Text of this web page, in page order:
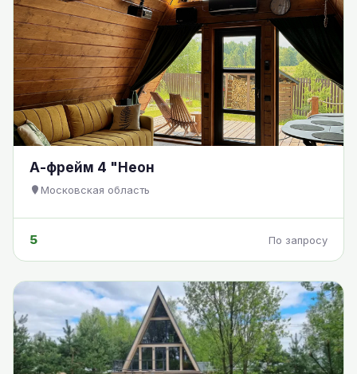
А-фрейм 4 "Неон
Московская область
5 По запросу